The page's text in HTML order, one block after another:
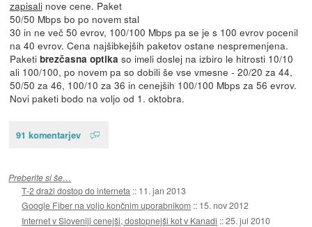
zapisalinove cene. Paket
50/50 Mbps bo po novem stal
30 in ne več 50 evrov, 100/100 Mbps pa se je s 100 evrov pocenil
na 40 evrov. Cena najšibkejših paketov ostane nespremenjena.
Paketi brezčasna optika so imeli doslej na izbiro le hitrosti 10/10
ali 100/100, po novem pa so dobili še vse vmesne - 20/20 za 44,
50/50 za 46, 100/10 za 36 in cenejših 100/100 Mbps za 56 evrov.
Novi paketi bodo na voljo od 1. oktobra.
91 komentarjev
Preberite si še…
T-2 draži dostop do interneta :: 11. jan 2013
Google Fiber na voljo končnim uporabnikom :: 15. nov 2012
Internet v Sloveniji cenejši, dostopnejši kot v Kanadi ::25. jul 2010